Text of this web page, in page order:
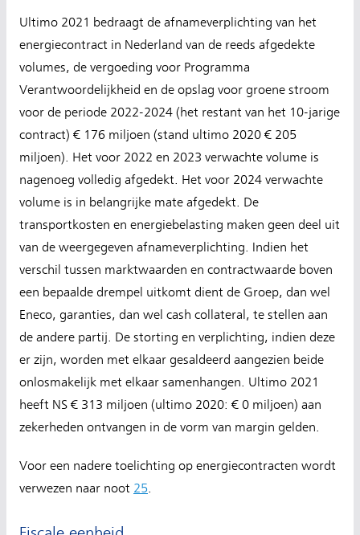
Ultimo 2021 bedraagt de afnameverplichting van het
energiecontract in Nederland van de reeds afgedekte
volumes, de vergoeding voor Programma
Verantwoordelijkheid en de opslag voor groene stroom
voor de periode 2022-2024 (het restant van het 10-jarige
contract) € 176 miljoen (stand ultimo 2020 € 205
miljoen). Het voor 2022 en 2023 verwachte volume is
nagenoeg volledig afgedekt. Het voor 2024 verwachte
volume is in belangrijke mate afgedekt. De
transportkosten en energiebelasting maken geen deel uit
van de weergegeven afnameverplichting. Indien het
verschil tussen marktwaarden en contractwaarde boven
een bepaalde drempel uitkomt dient de Groep, dan wel
Eneco, garanties, dan wel cash collateral, te stellen aan
de andere partij. De storting en verplichting, indien deze
er zijn, worden met elkaar gesaldeerd aangezien beide
onlosmakelijk met elkaar samenhangen. Ultimo 2021
heeft NS € 313 miljoen (ultimo 2020: € 0 miljoen) aan
zekerheden ontvangen in de vorm van margin gelden.
Voor een nadere toelichting op energiecontracten wordt
verwezen naar noot 25.